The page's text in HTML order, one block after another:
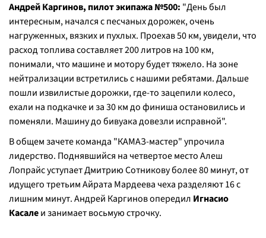
Андрей Каргинов, пилот экипажа №500: "День был
интересным, начался с песчаных дорожек, очень
нагруженных, вязких и пухлых. Проехав 50 км, увидели, что
расход топлива составляет 200 литров на 100 км,
понимали, что машине и мотору будет тяжело. На зоне
нейтрализации встретились с нашими ребятами. Дальше
пошли извилистые дорожки, где-то зацепили колесо,
ехали на подкачке и за 30 км до финиша остановились и
поменяли. Машину до бивуака довезли исправной".
В общем зачете команда "КАМАЗ-мастер" упрочила
лидерство. Поднявшийся на четвертое место Алеш
Лопрайс уступает Дмитрию Сотникову более 80 минут, от
идущего третьим Айрата Мардеева чеха разделяют 16 с
лишним минут. Андрей Каргинов опередил Игнасио
Касалеи занимает восьмую строчку.